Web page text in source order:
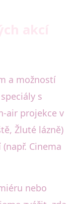
a možností
s
air projekce v
Žluté lázně)
Cinema
nebo